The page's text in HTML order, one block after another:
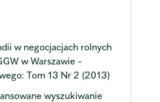
w negocjacjach rolnych
w Warszawie -
Tom 13 Nr 2 (2013)
wyszukiwanie